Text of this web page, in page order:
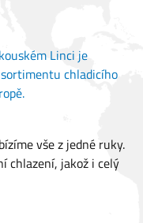
Linci je
chladicího
vše z jedné ruky.
chlazení, jakož i celý